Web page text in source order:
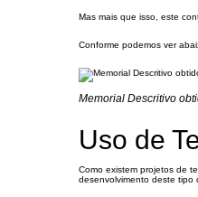
Mas mais que isso, este
Conforme podemos ver
Memorial Descritivo
Uso de
Como existem projetos de
desenvolvimento deste tipo